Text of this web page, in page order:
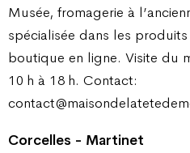
Musée, fromagerie à
spécialisée dans les
boutique en ligne. Visite du
10 h à 18 h. Contact:
Corcelles - Martinet